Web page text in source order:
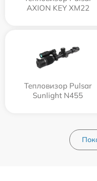
AXION KEY XM22
Тепловизор Pulsar
Sunlight N455